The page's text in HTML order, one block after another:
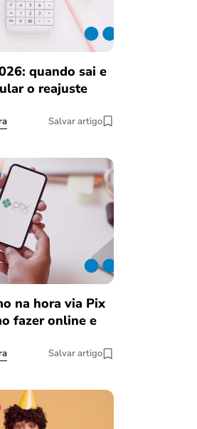
quando sai e
o reajuste
Salvar artigo
na hora via Pix
fazer online e
Salvar artigo